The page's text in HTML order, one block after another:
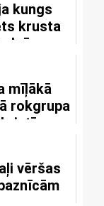
kungs
krusta
mīļākā
rokgrupa
kristīga
vēršas